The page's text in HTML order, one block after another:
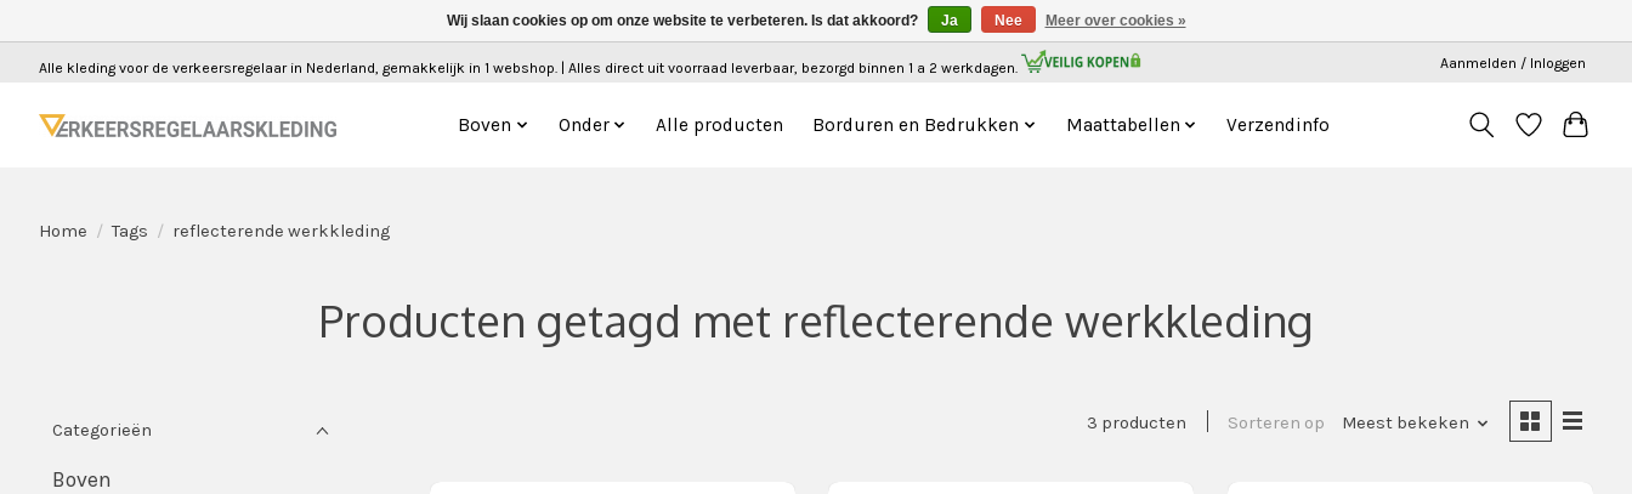
Alle kleding voor de verkeersregelaar in Nederland, gemakkelijk in 1 webshop. | Alles direct uit voorraad leverbaar, bezorgd binnen 1 a 2 werkdagen. Aanmelden / Inloggen
Boven Onder Alle producten Borduren en Bedrukken Maattabellen Verzendinfo
Home / Tags / reflecterende werkkleding
Producten getagd met reflecterende werkkleding
Categorieën
Boven
3 producten Sorteren op Meest bekeken
Wij slaan cookies op om onze website te verbeteren. Is dat akkoord? Ja Nee Meer over cookies »